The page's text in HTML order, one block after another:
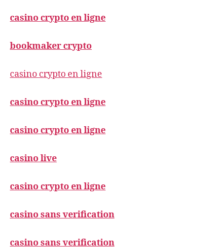
casino crypto en ligne
bookmaker crypto
casino crypto en ligne
casino crypto en ligne
casino crypto en ligne
casino live
casino crypto en ligne
casino sans verification
casino sans verification